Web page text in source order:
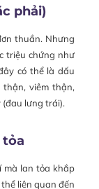
phải)
thuần. Nhưng
triệu chứng như
có thể là dấu
viêm thận,
(đau lưng trái).
tỏa
mà lan tỏa khắp
liên quan đến